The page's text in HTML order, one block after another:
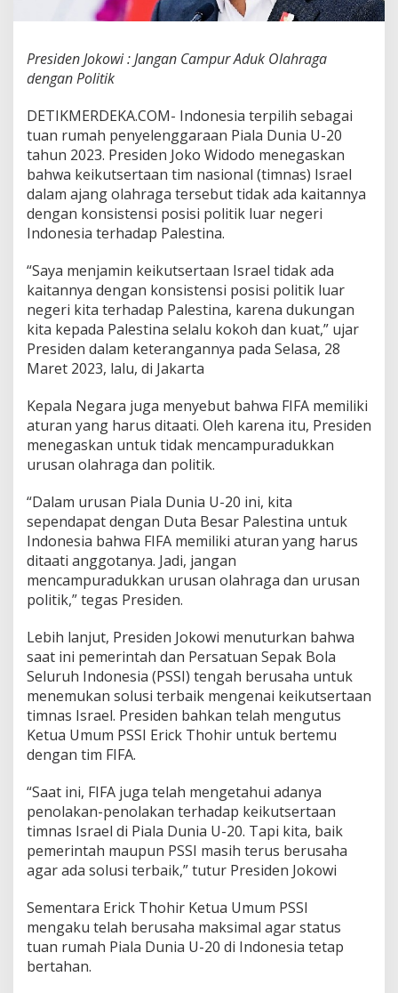
n
C
m
A
d
u
k
O
l
a
h
a
a
d
e
n
g
a
P
o
l
t
k
Presiden Jokowi : Jangan Campur Aduk Olahraga
dengan Politik
DETIKMERDEKA.COM- Indonesia terpilih sebagai
tuan rumah penyelenggaraan Piala Dunia U-20
tahun 2023. Presiden Joko Widodo menegaskan
bahwa keikutsertaan tim nasional (timnas) Israel
dalam ajang olahraga tersebut tidak ada kaitannya
dengan konsistensi posisi politik luar negeri
Indonesia terhadap Palestina.
“Saya menjamin keikutsertaan Israel tidak ada
kaitannya dengan konsistensi posisi politik luar
negeri kita terhadap Palestina, karena dukungan
kita kepada Palestina selalu kokoh dan kuat,” ujar
Presiden dalam keterangannya pada Selasa, 28
Maret 2023, lalu, di Jakarta
Kepala Negara juga menyebut bahwa FIFA memiliki
aturan yang harus ditaati. Oleh karena itu, Presiden
menegaskan untuk tidak mencampuradukkan
urusan olahraga dan politik.
“Dalam urusan Piala Dunia U-20 ini, kita
sependapat dengan Duta Besar Palestina untuk
Indonesia bahwa FIFA memiliki aturan yang harus
ditaati anggotanya. Jadi, jangan
mencampuradukkan urusan olahraga dan urusan
politik,” tegas Presiden.
Lebih lanjut, Presiden Jokowi menuturkan bahwa
saat ini pemerintah dan Persatuan Sepak Bola
Seluruh Indonesia (PSSI) tengah berusaha untuk
menemukan solusi terbaik mengenai keikutsertaan
timnas Israel. Presiden bahkan telah mengutus
Ketua Umum PSSI Erick Thohir untuk bertemu
dengan tim FIFA.
“Saat ini, FIFA juga telah mengetahui adanya
penolakan-penolakan terhadap keikutsertaan
timnas Israel di Piala Dunia U-20. Tapi kita, baik
pemerintah maupun PSSI masih terus berusaha
agar ada solusi terbaik,” tutur Presiden Jokowi
Sementara Erick Thohir Ketua Umum PSSI
mengaku telah berusaha maksimal agar status
tuan rumah Piala Dunia U-20 di Indonesia tetap
bertahan.